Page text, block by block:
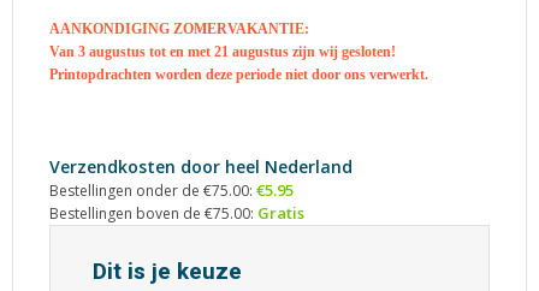
AANKONDIGING ZOMERVAKANTIE:
Van 3 augustus tot en met 21 augustus zijn wij gesloten!
Printopdrachten worden deze periode niet door ons verwerkt.
Verzendkosten door heel Nederland
Bestellingen onder de €75.00: €5.95
Bestellingen boven de €75.00: Gratis
Dit is je keuze